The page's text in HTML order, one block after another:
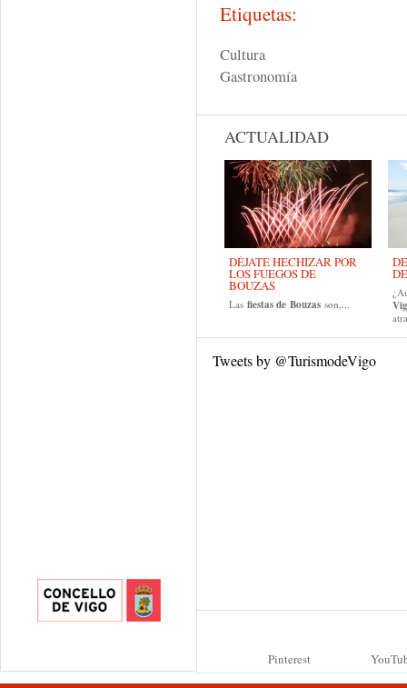
Etiquetas:
Cultura
Gastronomía
ACTUALIDAD
DÉJATE HECHIZAR POR
LOS FUEGOS DE
BOUZAS
Las fiestas de Bouzas son,...
Tweets by @TurismodeVigo
Pinterest